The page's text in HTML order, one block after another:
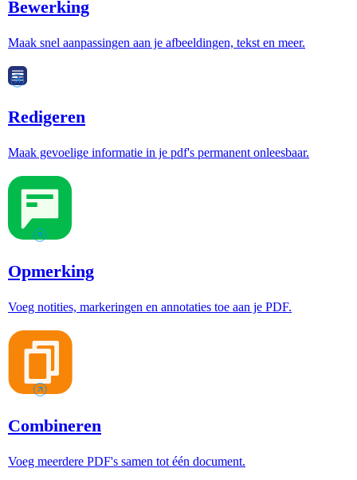
Bewerking
Maak snel aanpassingen aan je afbeeldingen, tekst en meer.
Redigeren
Maak gevoelige informatie in je pdf's permanent onleesbaar.
Opmerking
Voeg notities, markeringen en annotaties toe aan je PDF.
Combineren
Voeg meerdere PDF's samen tot één document.